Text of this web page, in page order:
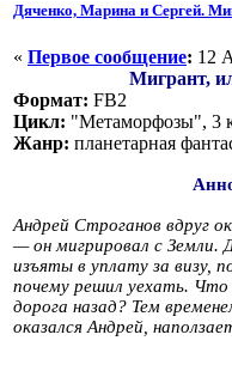
Дяченко, Марина и Сергей.
« Первое сообщение: 12
Мигрант,
Формат: FB2
Цикл: "Метаморфозы", 3
Жанр: планетарная
Андрей Строганов вдруг
— он мигрировал с Земли.
изъяты в уплату за визу,
почему решил уехать. Что
дорога назад? Тем
оказался Андрей,